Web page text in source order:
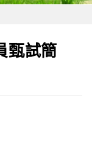
甄試簡